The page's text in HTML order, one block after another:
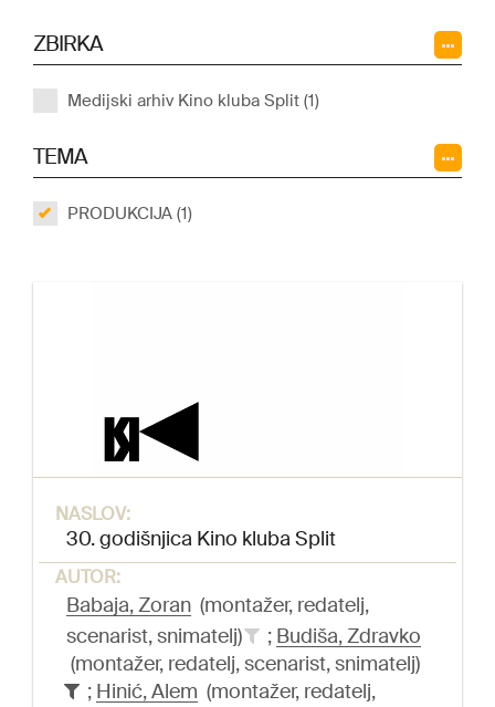
ZBIRKA
Medijski arhiv Kino kluba Split (1)
TEMA
PRODUKCIJA (1)
NASLOV:
30. godišnjica Kino kluba Split
AUTOR:
Babaja, Zoran (montažer, redatelj,
scenarist, snimatelj)
; Budiša, Zdravko
(montažer, redatelj, scenarist, snimatelj)
; Hinić, Alem (montažer, redatelj,